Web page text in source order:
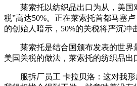
莱索托以纺织品出口为从，美国
税”高达50%。正在莱索托首都马塞
的创始人暗示，50%的关税将严沉冲
莱索托是结合国颁布发表的世界
美国关税的做法，莱索托的纺织品出
服拆厂员工 卡拉贝洛：这对我形